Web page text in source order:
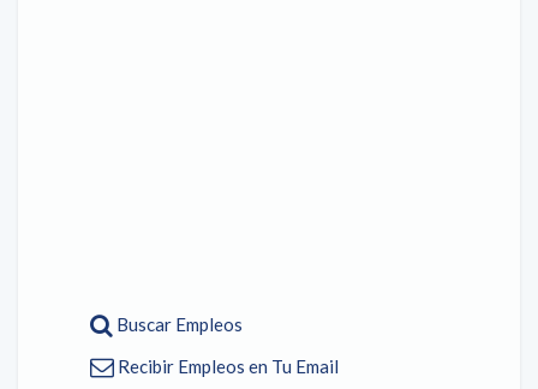
Buscar Empleos
Recibir Empleos en Tu Email